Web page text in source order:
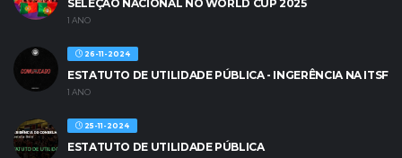
SELEÇÃO NACIONAL NO WORLD CUP 2025
1 ANO
26-11-2024
ESTATUTO DE UTILIDADE PÚBLICA - INGERÊNCIA NA ITSF
1 ANO
25-11-2024
ESTATUTO DE UTILIDADE PÚBLICA